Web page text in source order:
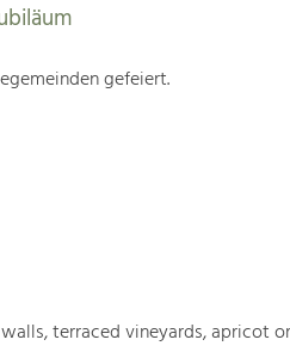
gefeiert.
terraced vineyards, apricot